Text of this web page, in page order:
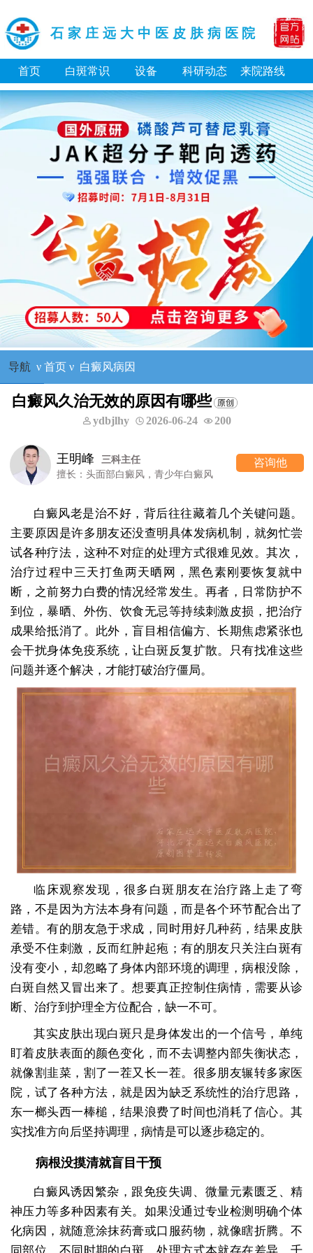
石家庄远大中医皮肤病医院
首页 白斑常识 设备 科研动态 来院路线
导航 ν 首页ν 白癜风病因
白癜风久治无效的原因有哪些
ydbjlhy 2026-06-24 200
王明峰
三科主任
擅长：头面部白癜风，青少年白癜风
咨询他
白癜风老是治不好，背后往往藏着几个关键问题。
主要原因是许多朋友还没查明具体发病机制，就匆忙尝
试各种疗法，这种不对症的处理方式很难见效。其次，
治疗过程中三天打鱼两天晒网，黑色素刚要恢复就中
断，之前努力白费的情况经常发生。再者，日常防护不
到位，暴晒、外伤、饮食无忌等持续刺激皮损，把治疗
成果给抵消了。此外，盲目相信偏方、长期焦虑紧张也
会干扰身体免疫系统，让白斑反复扩散。只有找准这些
问题并逐个解决，才能打破治疗僵局。
临床观察发现，很多白斑朋友在治疗路上走了弯
路，不是因为方法本身有问题，而是各个环节配合出了
差错。有的朋友急于求成，同时用好几种药，结果皮肤
承受不住刺激，反而红肿起疱；有的朋友只关注白斑有
没有变小，却忽略了身体内部环境的调理，病根没除，
白斑自然又冒出来了。想要真正控制住病情，需要从诊
断、治疗到护理全方位配合，缺一不可。
其实皮肤出现白斑只是身体发出的一个信号，单纯
盯着皮肤表面的颜色变化，而不去调整内部失衡状态，
就像割韭菜，割了一茬又长一茬。很多朋友辗转多家医
院，试了各种方法，就是因为缺乏系统性的治疗思路，
东一榔头西一棒槌，结果浪费了时间也消耗了信心。其
实找准方向后坚持调理，病情是可以逐步稳定的。
病根没摸清就盲目干预
白癜风诱因繁杂，跟免疫失调、微量元素匮乏、精
神压力等多种因素有关。如果没通过专业检测明确个体
化病因，就随意涂抹药膏或口服药物，就像瞎折腾。不